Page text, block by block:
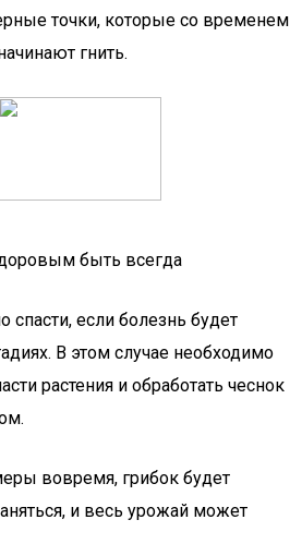
точки, которые со временем
гнить.
быть всегда
если болезнь будет
В этом случае необходимо
растения и обработать чеснок
вовремя, грибок будет
и весь урожай может